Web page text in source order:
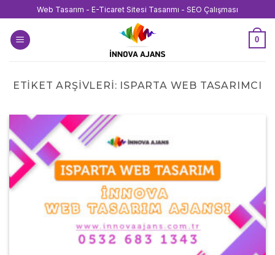
atla
Web Tasarım - E-Ticaret Sitesi Tasarımı - SEO Çalışması
0
ETIKET ARŞIVLERI: ISPARTA WEB TASARIMCI